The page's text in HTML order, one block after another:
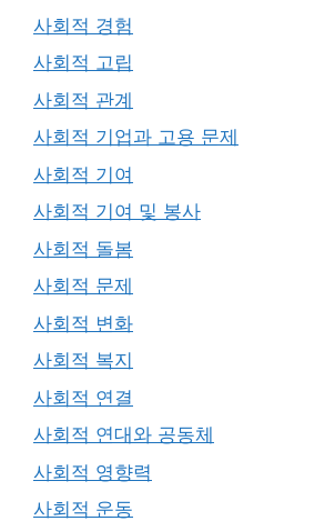
사회적 경험
사회적 고립
사회적 관계
사회적 기업과 고용 문제
사회적 기여
사회적 기여 및 봉사
사회적 돌봄
사회적 문제
사회적 변화
사회적 복지
사회적 연결
사회적 연대와 공동체
사회적 영향력
사회적 운동